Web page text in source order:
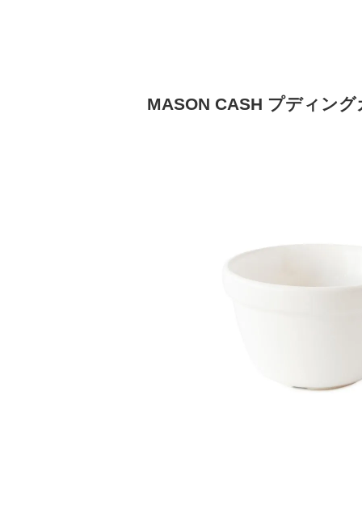
MASON CASH プディング